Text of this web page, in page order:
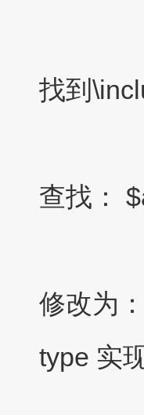
找到
查找：
修改为
type 实